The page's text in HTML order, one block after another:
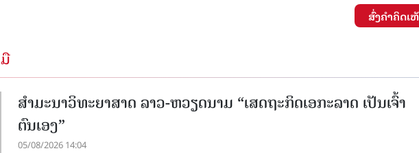
ສົ່ງຄໍາຄິດເ
ສຳມະນາວິທະຍາສາດ ລາວ-ຫວຽດນາມ “ເສດຖະກິດເອກະລາດ ເປັນເຈົ້າ
ຕົນເອງ”
05/08/2026 14:04